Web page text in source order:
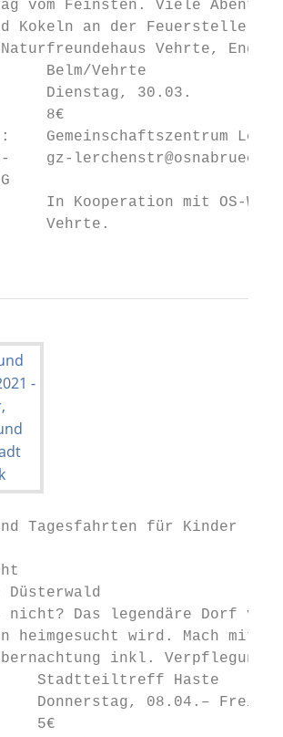
vom Feinsten. Viele
Kokeln an der Feuerstelle.
Vehrte,
Belm/Vehrte
Dienstag, 30.03.
8€
Gemeinschaftszentrum
gz-
In Kooperation mit OS-
Vehrte.
Tagesfahrten für
Düsterwald
nicht? Das legendäre Dorf von
heimgesucht wird. Mach mit
inkl. Verpflegung.
Stadtteiltreff Haste
Donnerstag, 08.04.–
5€